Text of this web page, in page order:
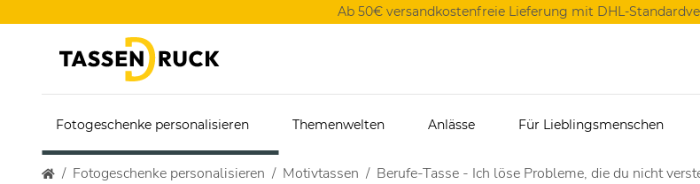
Ab 50€ versandkostenfreie Lieferung mit DHL-
Fotogeschenke personalisieren Themenwelten Anlässe Für Lieblingsmenschen
Fotogeschenke personalisieren Motivtassen Berufe-Tasse - Ich löse Probleme, die du nicht